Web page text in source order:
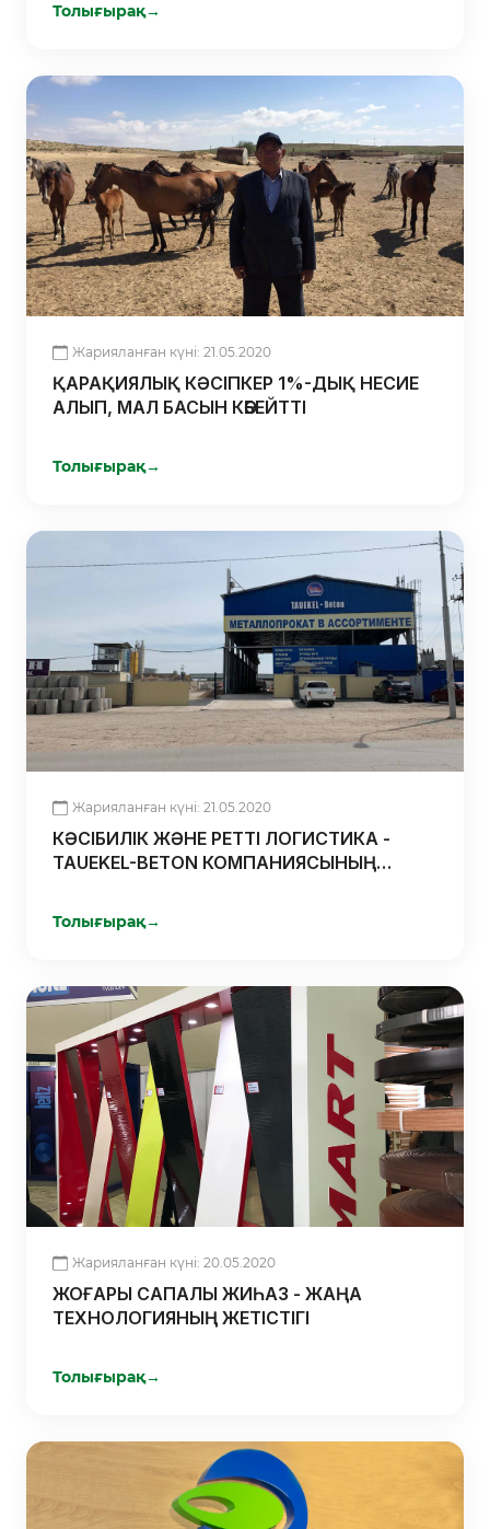
Толығырақ→
Жарияланған күні: 21.05.2020
ҚАРАҚИЯЛЫҚ КӘСІПКЕР 1%-ДЫҚ НЕСИЕ
АЛЫП, МАЛ БАСЫН КӨБЕЙТТІ
Толығырақ→
Жарияланған күні: 21.05.2020
КӘСІБИЛІК ЖӘНЕ РЕТТІ ЛОГИСТИКА -
TAUEKEL-BETON КОМПАНИЯСЫНЫҢ
Толығырақ→
Жарияланған күні: 20.05.2020
ЖОҒАРЫ САПАЛЫ ЖИҺАЗ - ЖАҢА
ТЕХНОЛОГИЯНЫҢ ЖЕТІСТІГІ
Толығырақ→